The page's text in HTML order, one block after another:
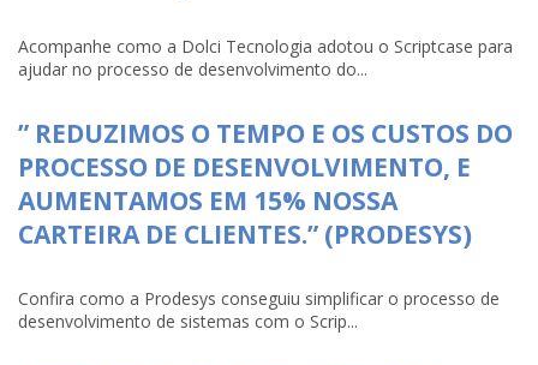
Acompanhe como a Dolci Tecnologia adotou o Scriptcase para
ajudar no processo de desenvolvimento do...
” REDUZIMOS O TEMPO E OS CUSTOS DO
PROCESSO DE DESENVOLVIMENTO, E
AUMENTAMOS EM 15% NOSSA
CARTEIRA DE CLIENTES.” (PRODESYS)
Confira como a Prodesys conseguiu simplificar o processo de
desenvolvimento de sistemas com o Scrip...